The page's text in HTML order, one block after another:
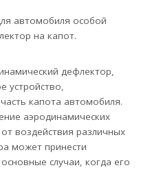
автомобиля особой
на капот.
дефлектор,
устройство,
капота автомобиля.
аэродинамических
воздействия различных
может принести
случаи, когда его